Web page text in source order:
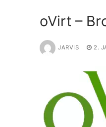
oVirt –
JARVIS 2.